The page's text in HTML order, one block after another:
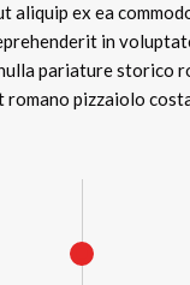
aliquip ex ea
in
pariature storico
romano pizzaiolo